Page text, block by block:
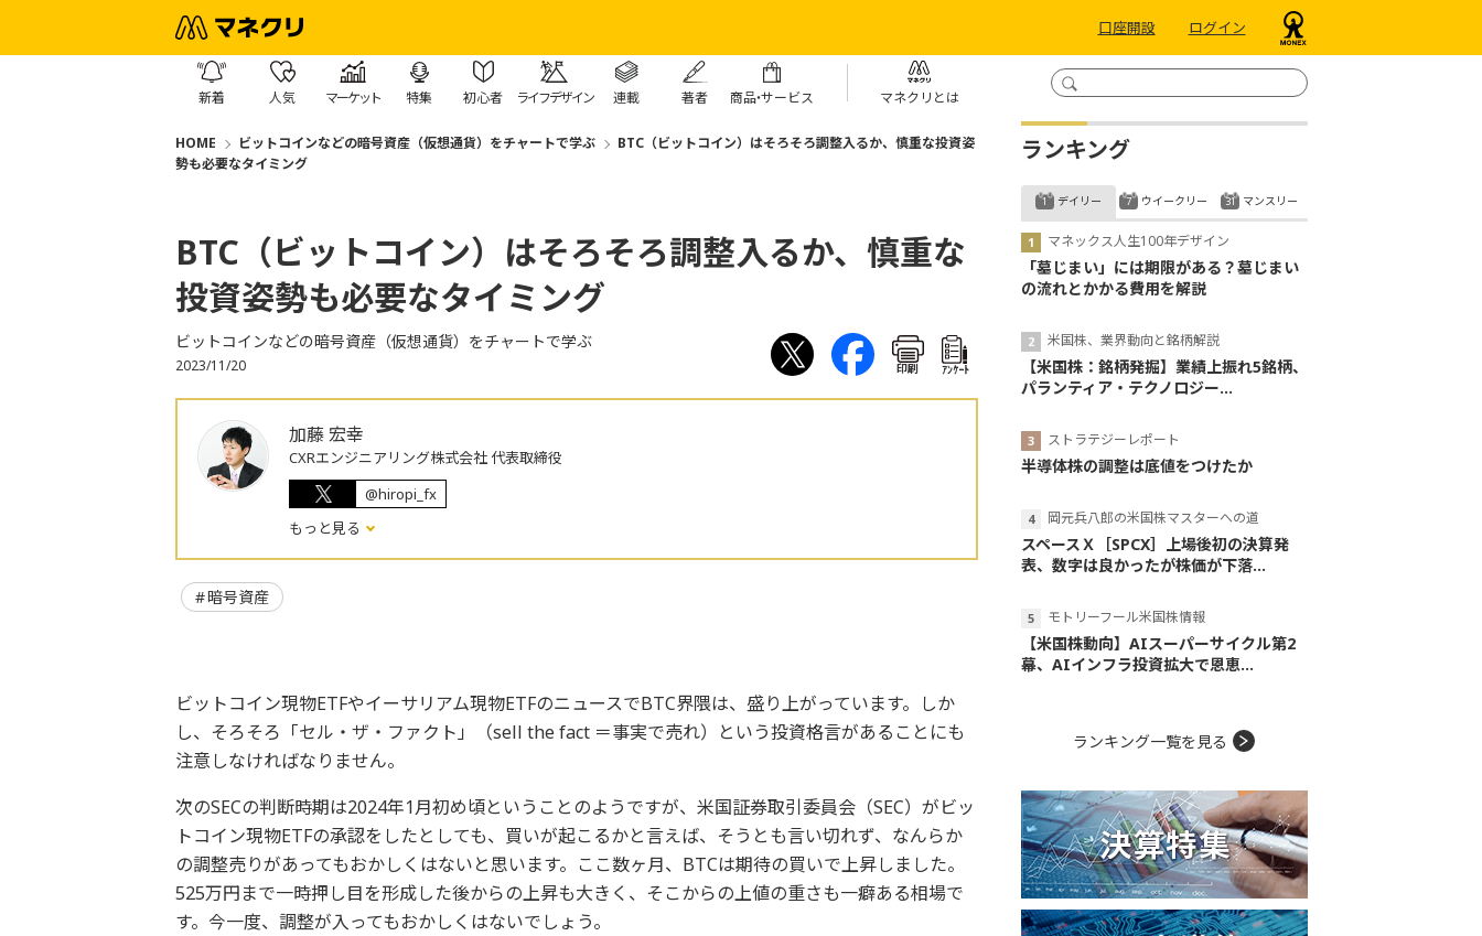
口座開設 ログイン
新着 人気 マーケット 特集 初心者 ライフデザイン 連載 著者 商品・サービス マネクリとは
HOME ビットコインなどの暗号資産（仮想通貨）をチャートで学ぶ
BTC（ビットコイン）はそろそろ調整入るか、慎重な投資姿
勢も必要なタイミング
BTC（ビットコイン）はそろそろ調整入るか、慎重な
投資姿勢も必要なタイミング
ビットコインなどの暗号資産（仮想通貨）をチャートで学ぶ
2023/11/20 印刷 ｱﾝｹｰﾄ
加藤 宏幸
CXRエンジニアリング株式会社 代表取締役
@hiropi_fx
もっと見る
暗号資産
ビットコイン現物ETFやイーサリアム現物ETFのニュースでBTC界隈は、盛り上がっています。しか
し、そろそろ「セル・ザ・ファクト」（sell the fact ＝事実で売れ）という投資格言があることにも
注意しなければなりません。
次のSECの判断時期は2024年1月初め頃ということのようですが、米国証券取引委員会（SEC）がビッ
トコイン現物ETFの承認をしたとしても、買いが起こるかと言えば、そうとも言い切れず、なんらか
の調整売りがあってもおかしくはないと思います。ここ数ヶ月、BTCは期待の買いで上昇しました。
525万円まで一時押し目を形成した後からの上昇も大きく、そこからの上値の重さも一癖ある相場で
す。今一度、調整が入ってもおかしくはないでしょう。
ランキング
デイリー
マネックス人生100年デザイン
「墓じまい」には期限がある？墓じまい
の流れとかかる費用を解説
米国株、業界動向と銘柄解説
【米国株：銘柄発掘】業績上振れ5銘柄、
パランティア・テクノロジー...
ストラテジーレポート
半導体株の調整は底値をつけたか
岡元兵八郎の米国株マスターへの道
スペースＸ［SPCX］上場後初の決算発
表、数字は良かったが株価が下落...
モトリーフール米国株情報
【米国株動向】AIスーパーサイクル第2
幕、AIインフラ投資拡大で恩恵...
ウイークリー マンスリー
ランキング一覧を見る